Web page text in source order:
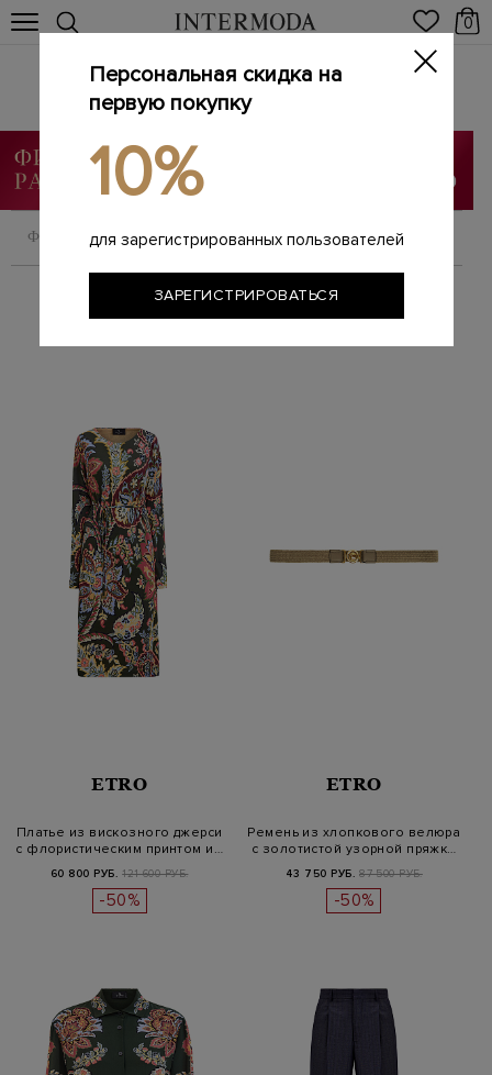
0
ETRO
Главная / Женщинам /
ФИЛЬТРОВАТЬ СОРТИРОВАТЬ
ETRO
Платье из вискозного джерси
с флористическим принтом и…
60 800 РУБ. 121 600 РУБ.
-50%
ETRO
Ремень из хлопкового велюра
с золотистой узорной пряжк…
43 750 РУБ. 87 500 РУБ.
-50%
Персональная скидка на
первую покупку
10%
для зарегистрированных пользователей
ЗАРЕГИСТРИРОВАТЬСЯ